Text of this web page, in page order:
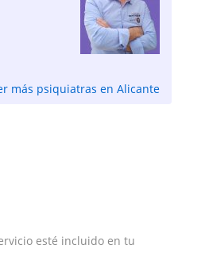
más psiquiatras en Alicante
esté incluido en tu